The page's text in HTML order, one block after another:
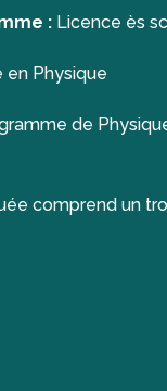
: Licence ès
en Physique
de
comprend un